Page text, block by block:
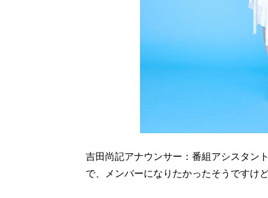
吉田尚記アナウンサー：番組アシスタン
で、メンバーになりたかったそうです